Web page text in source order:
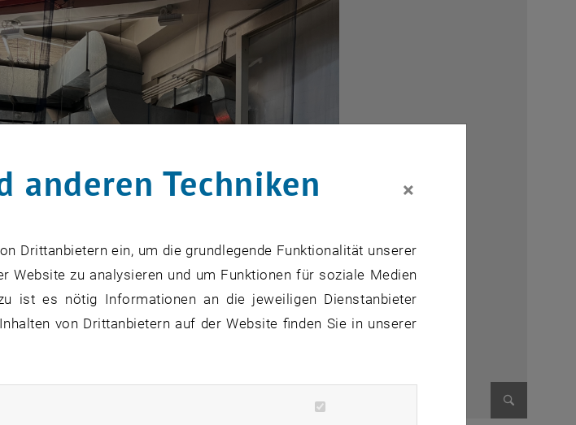
anderen Techniken ×
Drittanbietern ein, um die grundlegende Funktionalität unserer
zu analysieren und um Funktionen für soziale Medien
ist es nötig Informationen an die jeweiligen Dienstanbieter
von Drittanbietern auf der Website finden Sie in unserer